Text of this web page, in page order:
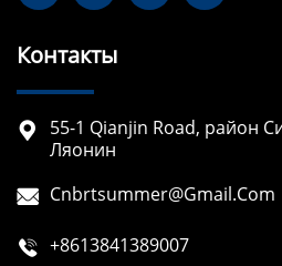
Контакты

55-1 Qianjin Road, район
Ляонин
 Cnbrtsummer@gmail.com
 +8613841389007